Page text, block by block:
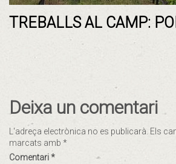
TREBALLS AL CAMP:
Deixa un comentari
L'adreça electrònica no es publicarà. Els
marcats amb *
Comentari*